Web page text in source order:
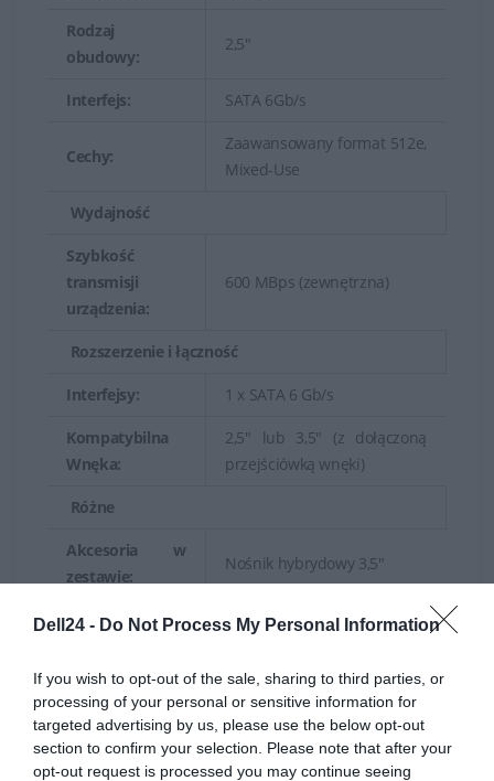
Dell24 - Do Not Process My Personal Information
If you wish to opt-out of the sale, sharing to third parties, or
processing of your personal or sensitive information for
targeted advertising by us, please use the below opt-out
section to confirm your selection. Please note that after your
opt-out request is processed you may continue seeing
Rodzaj
obudowy:
2,5"
Interfejs: SATA 6Gb/s
Cechy:
Zaawansowany format 512e,
Mixed-Use
Wydajność
Szybkość
transmisji
urządzenia:
600 MBps (zewnętrzna)
Rozszerzenie i łączność
Interfejsy: 1 x SATA 6 Gb/s
Kompatybilna
Wnęka:
2,5" lub 3,5" (z dołączoną
przejściówką wnęki)
Różne
Akcesoria w
zestawie:
Nośnik hybrydowy 3,5"
Informacja o kompatybilnosci
Zaprojektowany
(3,5"), C6520 (3,5"), C6525
(3,5"), R240 (3,5"), R340 (3,5"),
R440 (3,5"), R450 (3,5"), R540
(3,5"), R550 (3,5"), R640 (3,5"),